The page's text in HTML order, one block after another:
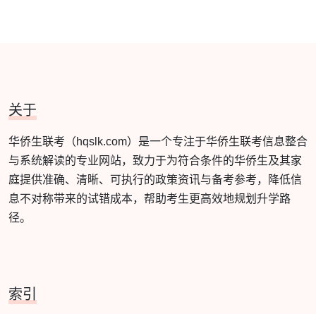
关于
华侨生联考（hqslk.com）是一个专注于华侨生联考信息整合
与系统解读的专业网站，致力于为符合条件的华侨生及其家
庭提供准确、清晰、可执行的政策资讯与备考参考，降低信
息不对称带来的试错成本，帮助考生更高效地规划升学路
径。
索引